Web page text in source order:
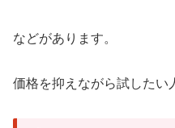
などがあります。
価格を抑えながら試したい